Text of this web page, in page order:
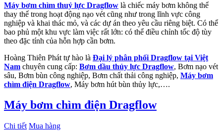
Máy bơm chìm thuỷ lực Dragflow là chiếc máy bơm không thể
thay thế trong hoạt động nạo vét cũng như trong lĩnh vực công
nghiệp và khai thác mỏ, và các dự án theo yêu cầu riêng biệt. Có thể
bao phủ một khu vực làm việc rất lớn: có thể điều chỉnh tốc độ tùy
theo đặc tính của hỗn hợp cần bơm.
Hoàng Thiên Phát tự hào là Đại lý phân phối Dragflow tại Việt
Nam chuyên cung cấp: Bơm dầu thủy lực Dragflow, Bơm nạo vét
sâu, Bơm bùn công nghiệp, Bơm chất thải công nghiệp, Máy bơm
chìm điện Dragflow, Máy bơm hút bùn thủy lực,….
Máy bơm chìm điện Dragflow
Chi tiết Mua hàng